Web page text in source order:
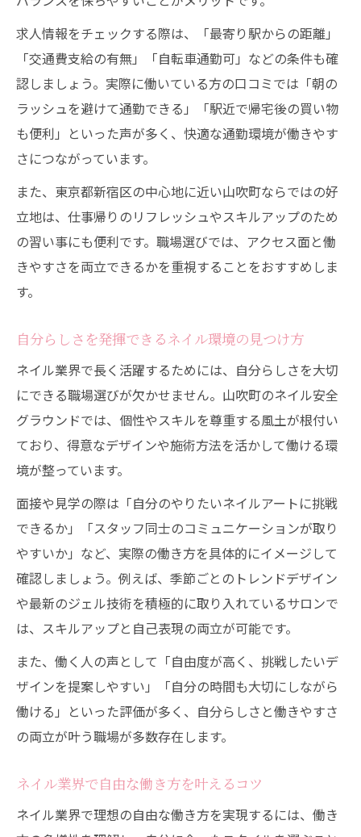
自分らしい働き方を実現するネイル職選び
求人情報をチェックする際は、「最寄り駅からの距離」
「交通費支給の有無」「自転車通勤可」などの条件も確
認しましょう。実際に働いている方の口コミでは「朝の
ラッシュを避けて通勤できる」「駅近で帰宅後の買い物
も便利」といった声が多く、快適な通勤環境が働きやす
さにつながっています。
また、東京都新宿区の中心地に近い山吹町ならではの好
立地は、仕事帰りのリフレッシュやスキルアップのため
の習い事にも便利です。職場選びでは、アクセス面と働
きやすさを両立できるかを重視することをおすすめしま
す。
自分らしさを発揮できるネイル環境の見つけ方
ネイル業界で長く活躍するためには、自分らしさを大切
にできる職場選びが欠かせません。山吹町のネイル安全
グラウンドでは、個性やスキルを尊重する風土が根付い
ており、得意なデザインや施術方法を活かして働ける環
境が整っています。
面接や見学の際は「自分のやりたいネイルアートに挑戦
できるか」「スタッフ同士のコミュニケーションが取り
やすいか」など、実際の働き方を具体的にイメージして
確認しましょう。例えば、季節ごとのトレンドデザイン
や最新のジェル技術を積極的に取り入れているサロンで
は、スキルアップと自己表現の両立が可能です。
また、働く人の声として「自由度が高く、挑戦したいデ
ザインを提案しやすい」「自分の時間も大切にしながら
働ける」といった評価が多く、自分らしさと働きやすさ
の両立が叶う職場が多数存在します。
ネイル業界で自由な働き方を叶えるコツ
ネイル業界で理想の自由な働き方を実現するには、働き